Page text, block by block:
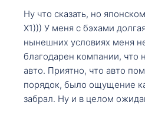
Ну что сказать, но
X1))) У меня с бэхами
нынешних условиях меня
благодарен компании, что
авто. Приятно, что авто
порядок, было ощущение
забрал. Ну и в целом